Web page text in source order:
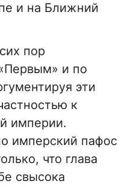
и на Ближний
пор
и по
эти
к
империи.
имперский пафос
что глава
свысока